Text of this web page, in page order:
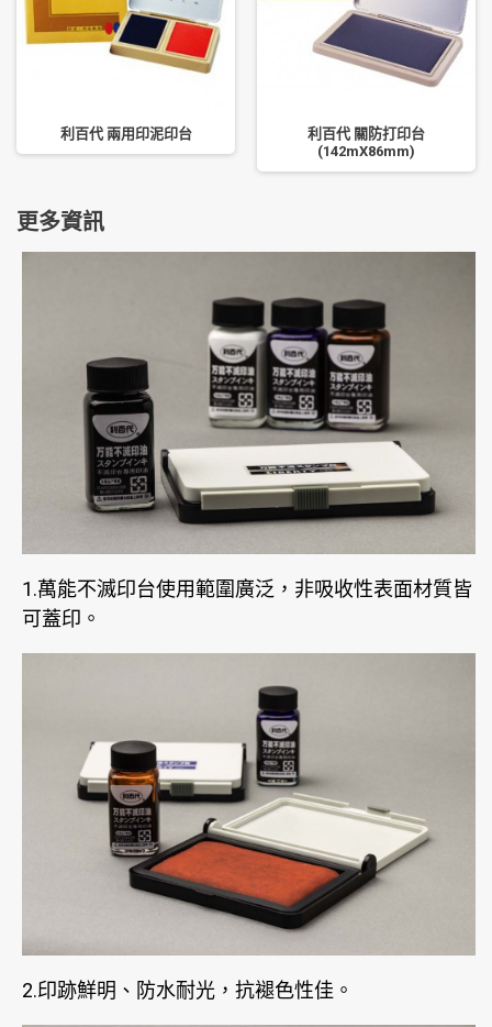
利百代 兩用印泥印台
利百代 關防打印台
(142mX86mm)
更多資訊
1.萬能不滅印台使用範圍廣泛，非吸收性表面材質皆
可蓋印。
2.印跡鮮明、防水耐光，抗褪色性佳。